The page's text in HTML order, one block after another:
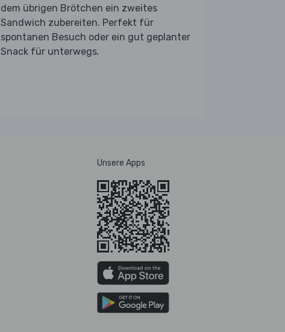
dem übrigen Brötchen ein zweites
Sandwich zubereiten. Perfekt für
spontanen Besuch oder ein gut geplanter
Snack für unterwegs.
Unsere Apps